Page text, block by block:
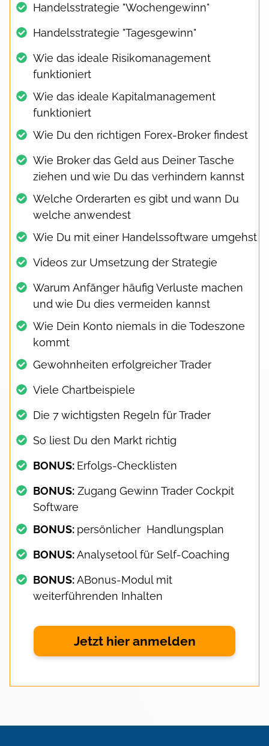
Handelsstrategie "Wochengewinn"
Handelsstrategie "Tagesgewinn"
Wie das ideale Risikomanagement
funktioniert
Wie das ideale Kapitalmanagement
funktioniert
Wie Du den richtigen Forex-Broker findest
Wie Broker das Geld aus Deiner Tasche
ziehen und wie Du das verhindern kannst
Welche Orderarten es gibt und wann Du
welche anwendest
Wie Du mit einer Handelssoftware umgehst
Videos zur Umsetzung der Strategie
Warum Anfänger häufig Verluste machen
und wie Du dies vermeiden kannst
Wie Dein Konto niemals in die Todeszone
kommt
Gewohnheiten erfolgreicher Trader
Viele Chartbeispiele
Die 7 wichtigsten Regeln für Trader
So liest Du den Markt richtig
BONUS: Erfolgs-Checklisten
BONUS: Zugang Gewinn Trader Cockpit
Software
BONUS: persönlicher Handlungsplan
BONUS:Analysetool für Self-Coaching
BONUS:ABonus-Modul mit
weiterführenden Inhalten
Jetzt hier anmelden